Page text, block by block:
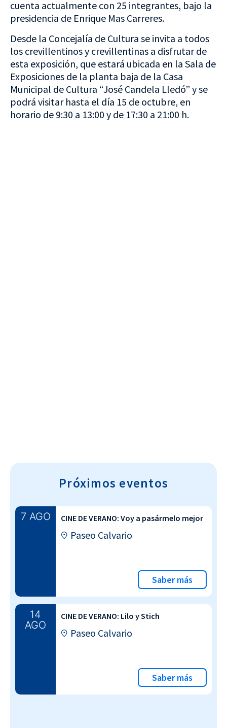
cuenta actualmente con 25 integrantes, bajo la
presidencia de Enrique Mas Carreres.
Desde la Concejalía de Cultura se invita a todos
los crevillentinos y crevillentinas a disfrutar de
esta exposición, que estará ubicada en la Sala de
Exposiciones de la planta baja de la Casa
Municipal de Cultura “José Candela Lledó” y se
podrá visitar hasta el día 15 de octubre, en
horario de 9:30 a 13:00 y de 17:30 a 21:00 h.
Próximos eventos
7 AGO CINE DE VERANO: Voy a pasármelo mejor
Paseo Calvario
Saber más
14
AGO
CINE DE VERANO: Lilo y Stich
Paseo Calvario
Saber más